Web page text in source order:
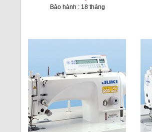
Bảo hành : 18 tháng